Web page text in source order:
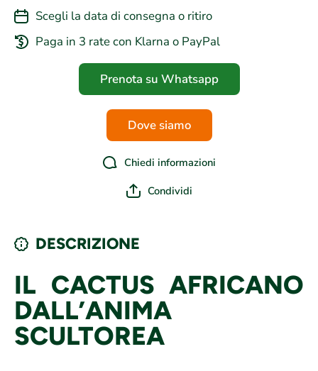
Scegli la data di consegna o ritiro
Paga in 3 rate con Klarna o PayPal
Prenota su Whatsapp
Dove siamo
Chiedi informazioni
Condividi
DESCRIZIONE
IL CACTUS AFRICANO
DALL’ANIMA
SCULTOREA